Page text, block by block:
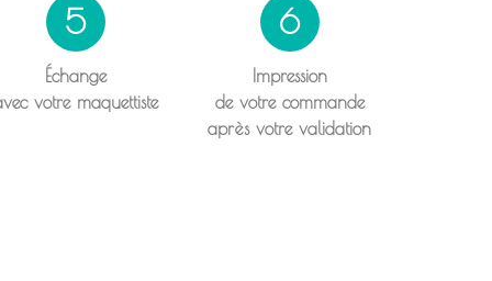
5
Échange
votre maquettiste
6
Impression
de votre commande
après votre validation